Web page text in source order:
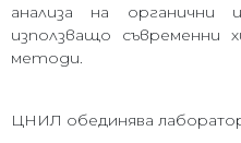
анализа на органични
използващо съвременни
методи.
ЦНИЛ обединява